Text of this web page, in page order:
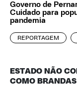
Governo de
Cuidado para
pandemia
REPORTAGEM
ESTADO NÃO
COMO BRANDAS